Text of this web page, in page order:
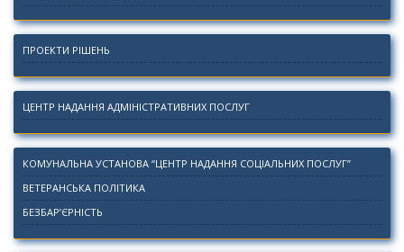
ПРОЕКТИ РІШЕНЬ
ЦЕНТР НАДАННЯ АДМІНІСТРАТИВНИХ ПОСЛУГ
КОМУНАЛЬНА УСТАНОВА “ЦЕНТР НАДАННЯ СОЦІАЛЬНИХ ПОСЛУГ”
ВЕТЕРАНСЬКА ПОЛІТИКА
БЕЗБАР’ЄРНІСТЬ